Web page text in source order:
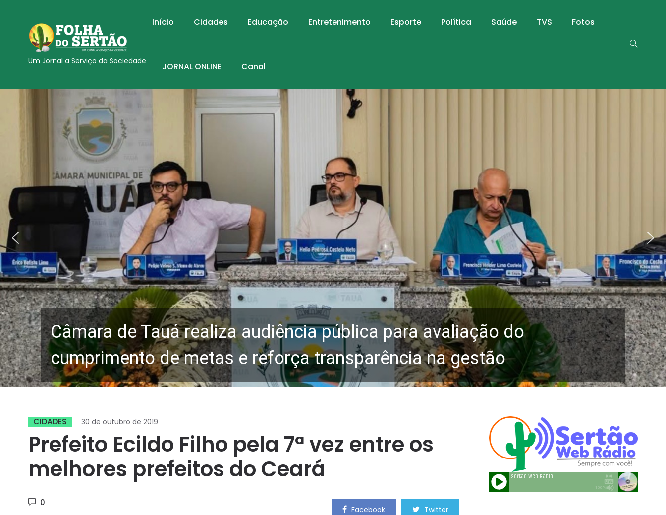
Um Jornal a Serviço da Sociedade
Início Cidades Educação Entretenimento Esporte Política Saúde TVS Fotos
JORNAL ONLINE Canal
Câmara de Tauá realiza audiência pública para avaliação do
cumprimento de metas e reforça transparência na gestão
CIDADES 30 de outubro de 2019
Prefeito Ecildo Filho pela 7ª vez entre os
melhores prefeitos do Ceará
0
Facebook Twitter